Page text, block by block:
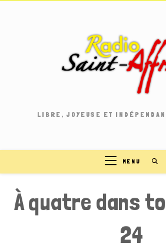
LIBRE, JOYEUSE ET
MENU
À quatre dans
24